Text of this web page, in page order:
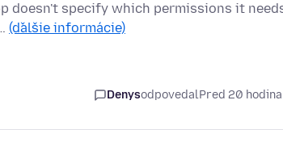
doesn't specify which permissions it
(ďalšie informácie)
DenysodpovedalPred 20